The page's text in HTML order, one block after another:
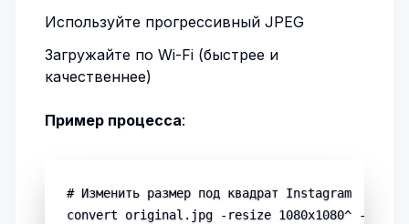
Используйте прогрессивный JPEG
Загружайте по Wi-Fi (быстрее и
качественнее)
Пример процесса:
# Изменить размер под квадрат Instagram
convert original.jpg -resize 1080x1080^ -